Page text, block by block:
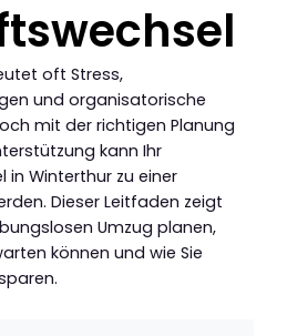
oft Stress,
und organisatorische
mit der richtigen Planung
kann Ihr
in Winterthur zu einer
Dieser Leitfaden zeigt
Umzug planen,
können und wie Sie